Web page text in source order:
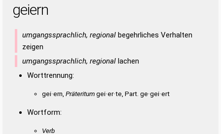
geiern
umgangssprachlich, regional begehrliches Verhalten
zeigen
umgangssprachlich, regional lachen
Worttrennung:
gei·ern, Präteritumgei·er·te, Part. ge·gei·ert
Wortform:
Verb